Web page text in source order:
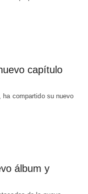
capítulo
ha compartido su nuevo
álbum y